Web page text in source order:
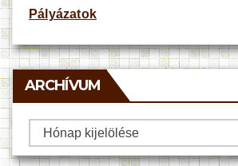
Pályázatok
ARCHÍVUM
Archívum